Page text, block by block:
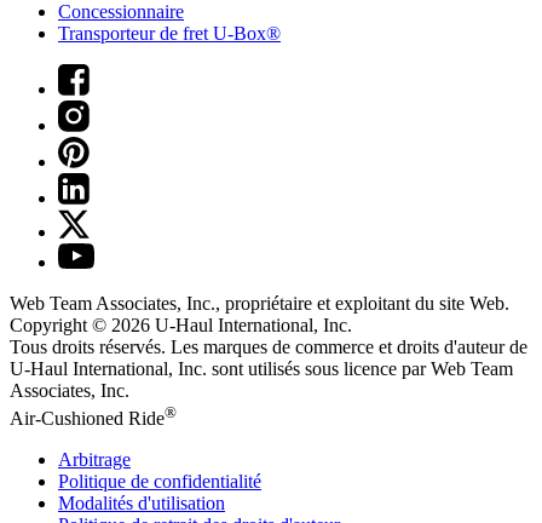
Concessionnaire
Transporteur de fret U-Box®
Web Team Associates, Inc., propriétaire et exploitant du site Web.
Copyright © 2026 U-Haul International, Inc.
Tous droits réservés. Les marques de commerce et droits d'auteur de
U-Haul International, Inc. sont utilisés sous licence par Web Team
Associates, Inc.
Air-Cushioned Ride®
Arbitrage
Politique de confidentialité
Modalités d'utilisation